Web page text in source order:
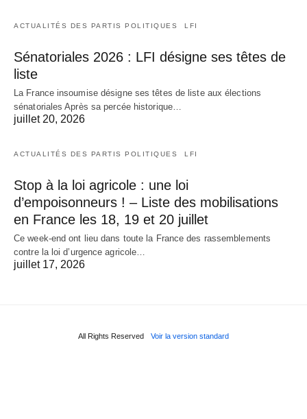
ACTUALITÉS DES PARTIS POLITIQUES LFI
Sénatoriales 2026 : LFI désigne ses têtes de
liste
La France insoumise désigne ses têtes de liste aux élections
sénatoriales Après sa percée historique…
juillet 20, 2026
ACTUALITÉS DES PARTIS POLITIQUES LFI
Stop à la loi agricole : une loi
d’empoisonneurs ! – Liste des mobilisations
en France les 18, 19 et 20 juillet
Ce week-end ont lieu dans toute la France des rassemblements
contre la loi d’urgence agricole…
juillet 17, 2026
All Rights Reserved Voir la version standard